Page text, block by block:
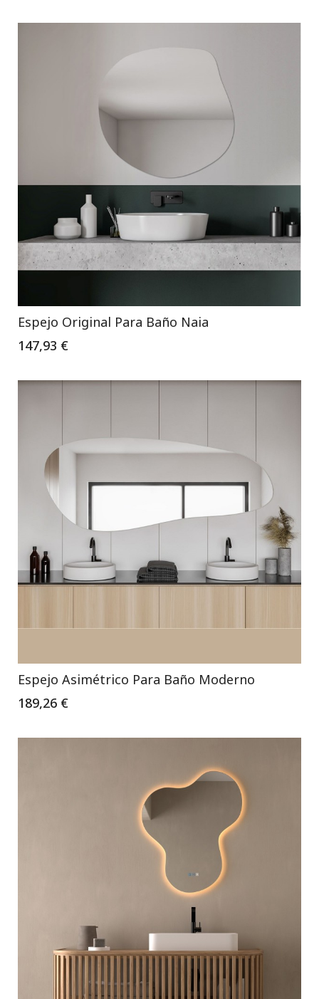
Espejo Original Para Baño Naia
147,93 €
Espejo Asimétrico Para Baño Moderno
189,26 €